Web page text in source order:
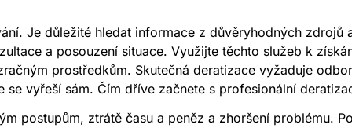
Je důležité hledat informace z důvěryhodných zdrojů
a posouzení situace. Využijte těchto služeb k
prostředkům. Skutečná deratizace vyžaduje
vyřeší sám. Čím dříve začnete s profesionální
postupům, ztrátě času a peněz a zhoršení problému.